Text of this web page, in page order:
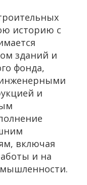
историю с
зданий и
фонда,
и
включая
и на